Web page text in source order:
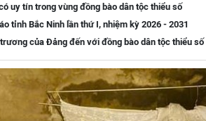
uy tín trong vùng đồng bào dân tộc thiểu số
tỉnh Bắc Ninh lần thứ I, nhiệm kỳ 2026 - 2031
của Đảng đến với đồng bào dân tộc thiểu số